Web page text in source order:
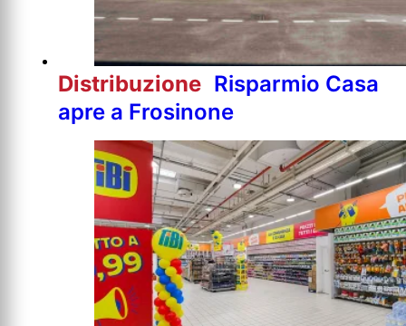
Distribuzione Risparmio Casa
apre a Frosinone